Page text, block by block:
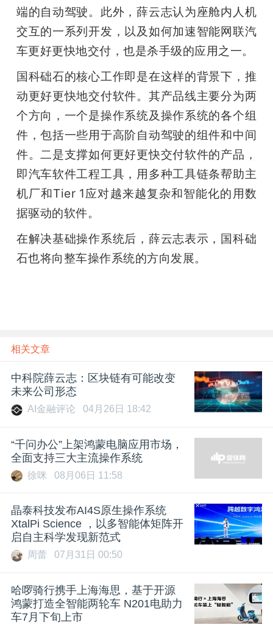
端的自动驾驶。此外，薛云志认为座舱内人机
交互的一系列开发，以及如何加速智能网联汽
车更好更快地交付，也是杀手级的应用之一。
国科础石的核心工作即是在这样的背景下，推
动更好更快地交付软件。其产品线主要分为两
个方向，一个是操作系统及操作系统的各个组
件，包括一些用于高阶自动驾驶的组件和中间
件。二是支撑如何更好更快交付软件的产品，
即汽车软件工程工具，用多种工具链条帮助主
机厂和Tier 1应对越来越复杂和智能化的用数
据驱动的软件。
在解决基础操作系统后，薛云志表示，国科础
石也将向整车操作系统的方向发展。
相关文章
中科院薛云志：区块链有可能改变
未来公司形态
AI金融评论 04月26日 18:42
“千问办公”上架鸿蒙电脑应用市场，
全面支持三大主流操作系统
徐咪 08月06日 11:58
晶泰科技发布AI4S原生操作系统
XtalPi Science ，以多智能体矩阵开
启自主科学发现新范式
周蕾 07月31日 00:50
哈啰骑行携手上海海思，基于开源
鸿蒙打造全智能两轮车 N201电助力
车7月下旬上市